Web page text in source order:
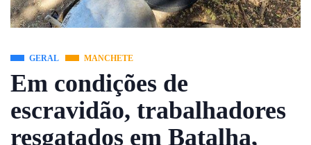
GERAL MANCHETE
Em condições de
escravidão, trabalhadores
resgatados em Batalha,